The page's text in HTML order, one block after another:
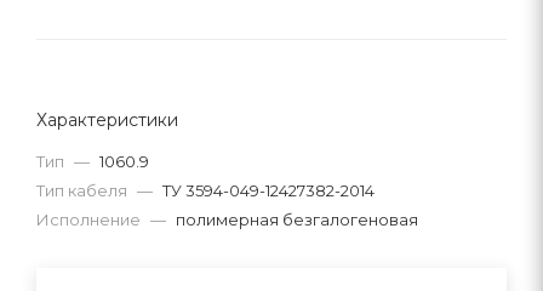
Характеристики
Тип — 1060.9
Тип кабеля — ТУ 3594-049-12427382-2014
Исполнение — полимерная безгалогеновая